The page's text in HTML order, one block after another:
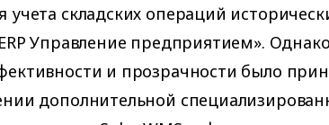
складских операций
Управление предприятием».
и прозрачности было
дополнительной